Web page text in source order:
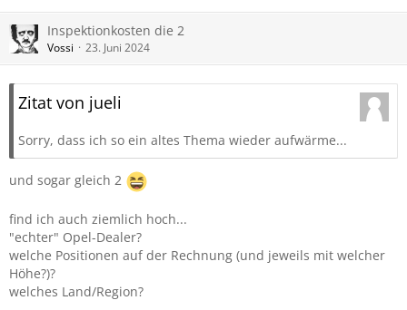
Inspektionkosten die 2
Vossi 23. Juni 2024
Zitat von jueli
Sorry, dass ich so ein altes Thema wieder aufwärme...
und sogar gleich 2
find ich auch ziemlich hoch...
"echter" Opel-Dealer?
welche Positionen auf der Rechnung (und jeweils mit welcher
Höhe?)?
welches Land/Region?